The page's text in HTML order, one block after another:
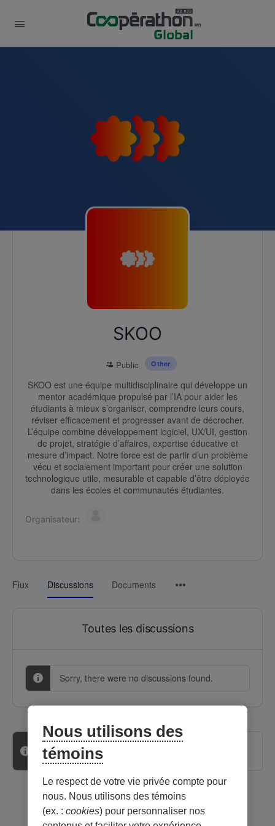
SKOO
Public Other
SKOO est une équipe multidisciplinaire qui développe un
mentor académique propulsé par l’IA pour aider les
étudiants à mieux s’organiser, comprendre leurs cours,
réviser efficacement et progresser avant de décrocher.
L’équipe combine développement logiciel, UX/UI, gestion
de projet, stratégie d’affaires, expertise éducative et
mesure d’impact. Notre force est de partir d’un problème
vécu et socialement important pour créer une solution
technologique utile, mesurable et capable d’être déployée
dans les écoles et communautés étudiantes.
Organisateur:
Flux Discussions Documents
Toutes les discussions
Sorry, there were no discussions found.
Vous devez être connecté pour créer de nouvelles
discussions.
Nous utilisons des
témoins
Le respect de votre vie privée compte pour
nous. Nous utilisons des témoins
(ex. : cookies) pour personnaliser nos